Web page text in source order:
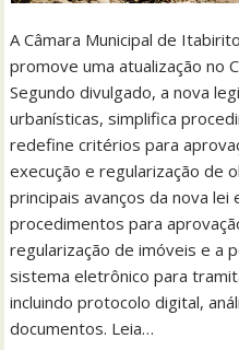
A Câmara Municipal de
promove uma atualização no
Segundo divulgado, a nova
urbanísticas, simplifica
redefine critérios para
execução e regularização de
principais avanços da nova
procedimentos para
regularização de imóveis e a
sistema eletrônico para
incluindo protocolo digital,
documentos. Leia…